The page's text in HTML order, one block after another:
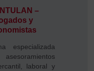
–
y
especializada
laboral y